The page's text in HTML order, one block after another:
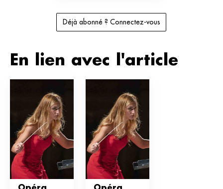
Déjà abonné ? Connectez-vous
En lien avec l'article